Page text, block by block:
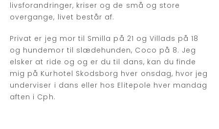
livsforandringer, kriser og de små og store
overgange, livet består af.
Privat er jeg mor til Smilla på 21 og Villads på 18
og hundemor til slædehunden, Coco på 8. Jeg
elsker at ride og og er du til dans, kan du finde
mig på Kurhotel Skodsborg hver onsdag, hvor jeg
underviser i dans eller hos Elitepole hver mandag
aften i Cph.